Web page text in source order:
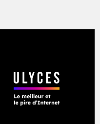
joueurs de
est déjà en